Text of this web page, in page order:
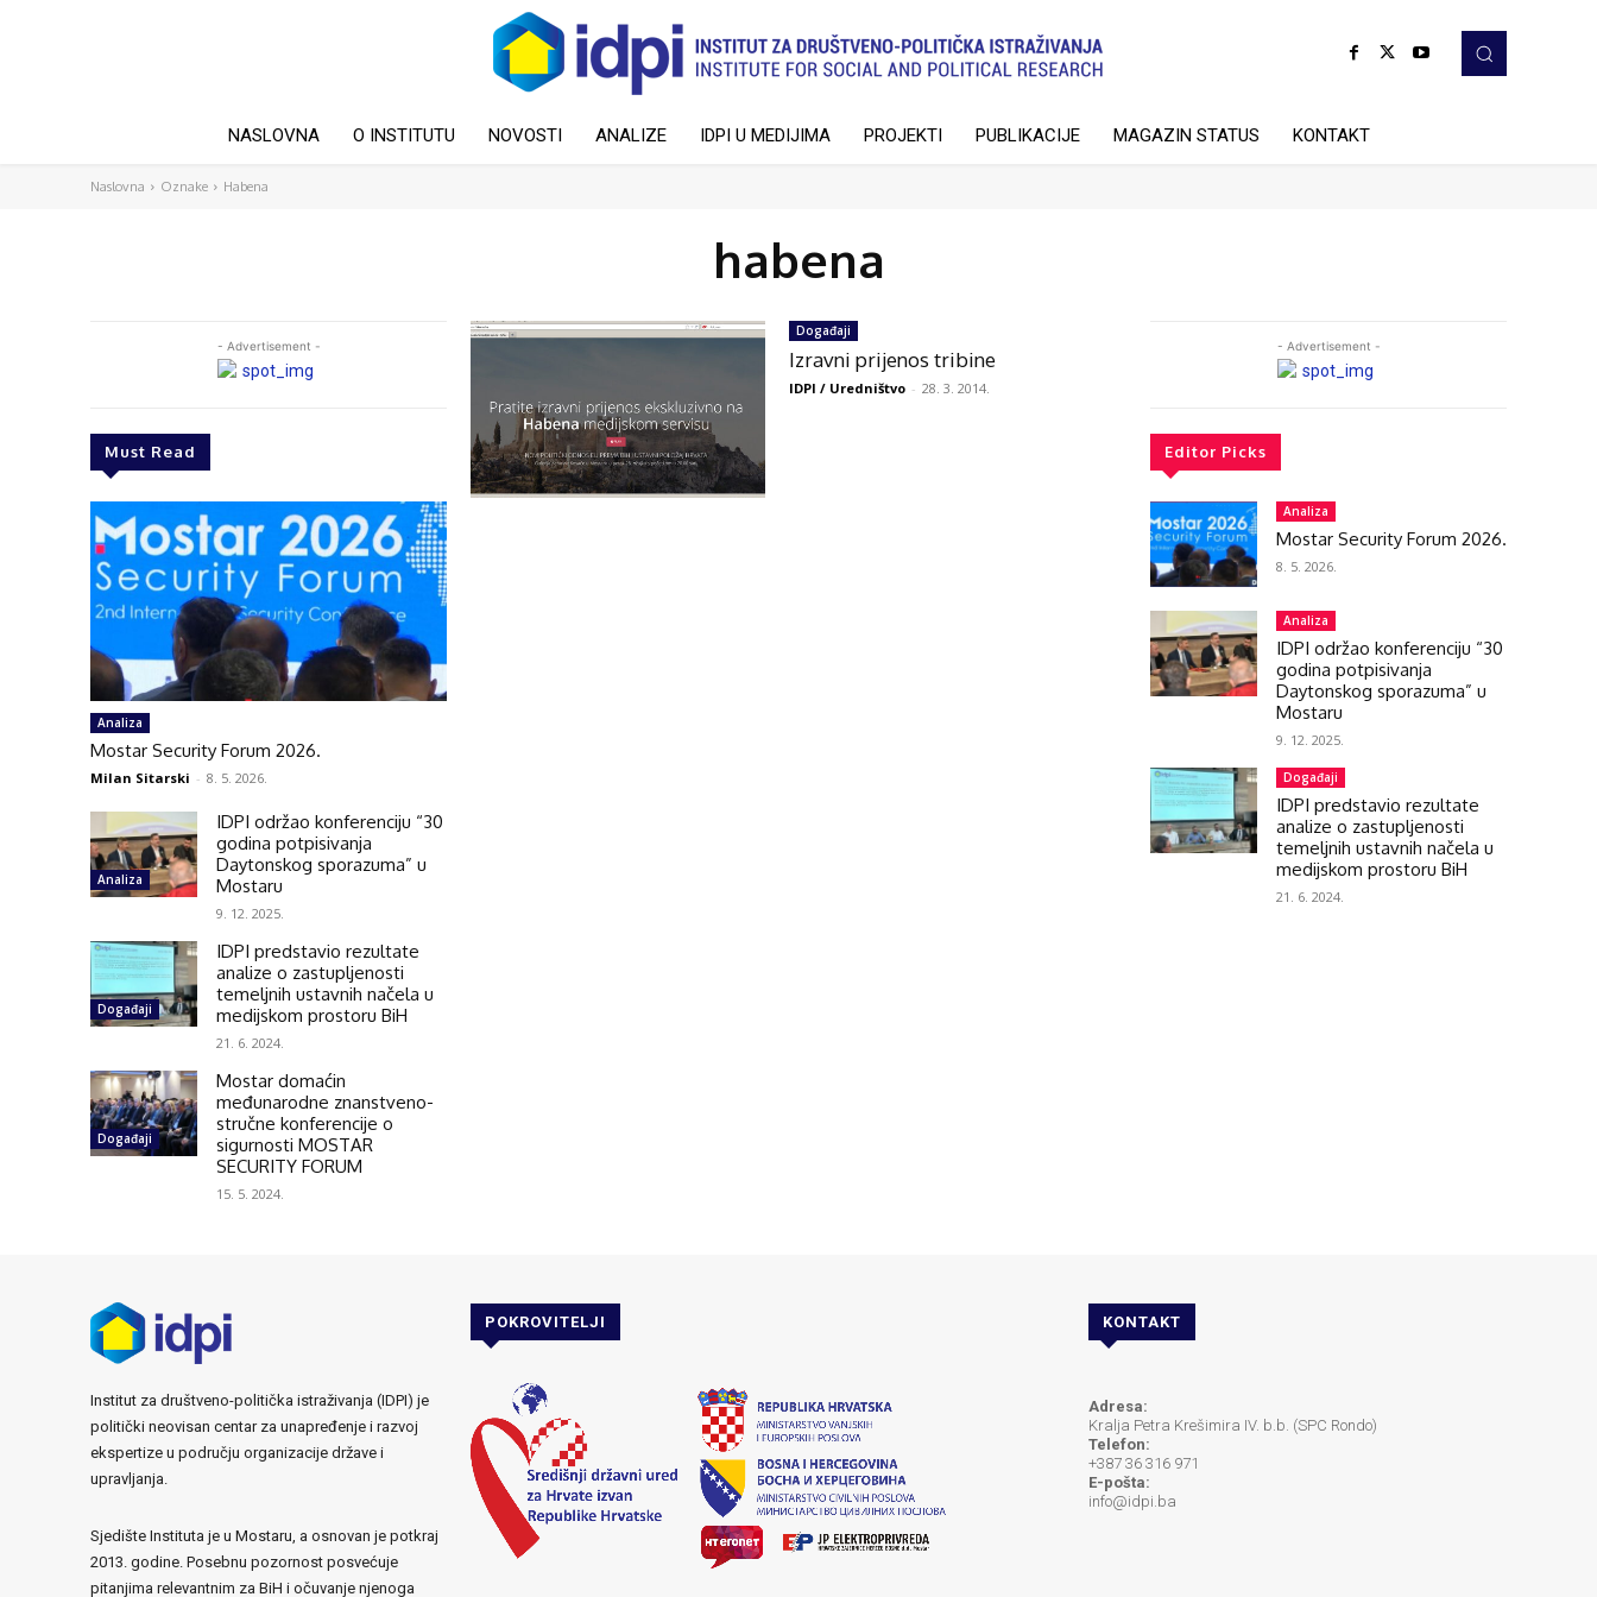
NASLOVNA O INSTITUTU NOVOSTI ANALIZE IDPI U MEDIJIMA PROJEKTI PUBLIKACIJE MAGAZIN STATUS KONTAKT
Naslovna Oznake Habena
habena
- Advertisement -
Must Read
Analiza
Mostar Security Forum 2026.
Milan Sitarski - 8. 5. 2026.
Analiza
IDPI održao konferenciju “30
godina potpisivanja
Daytonskog sporazuma” u
Mostaru
9. 12. 2025.
Događaji
IDPI predstavio rezultate
analize o zastupljenosti
temeljnih ustavnih načela u
medijskom prostoru BiH
21. 6. 2024.
Događaji
Mostar domaćin
međunarodne znanstveno-
stručne konferencije o
sigurnosti MOSTAR
SECURITY FORUM
15. 5. 2024.
Događaji
Izravni prijenos tribine
IDPI / Uredništvo - 28. 3. 2014.
- Advertisement -
Editor Picks
Analiza
Mostar Security Forum 2026.
8. 5. 2026.
Analiza
IDPI održao konferenciju “30
godina potpisivanja
Daytonskog sporazuma” u
Mostaru
9. 12. 2025.
Događaji
IDPI predstavio rezultate
analize o zastupljenosti
temeljnih ustavnih načela u
medijskom prostoru BiH
21. 6. 2024.
Institut za društveno-politička istraživanja (IDPI) je
politički neovisan centar za unapređenje i razvoj
ekspertize u području organizacije države i
upravljanja.
Sjedište Instituta je u Mostaru, a osnovan je potkraj
2013. godine. Posebnu pozornost posvećuje
pitanjima relevantnim za BiH i očuvanje njenoga
POKROVITELJI KONTAKT
Adresa:
Kralja Petra Krešimira IV. b.b. (SPC Rondo)
Telefon:
+387 36 316 971
E-pošta:
info@idpi.ba